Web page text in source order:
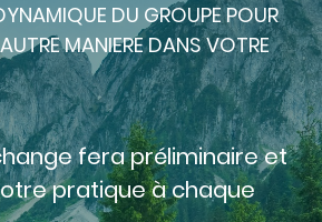
DU GROUPE POUR
MANIERE DANS VOTRE
fera préliminaire et
pratique à chaque